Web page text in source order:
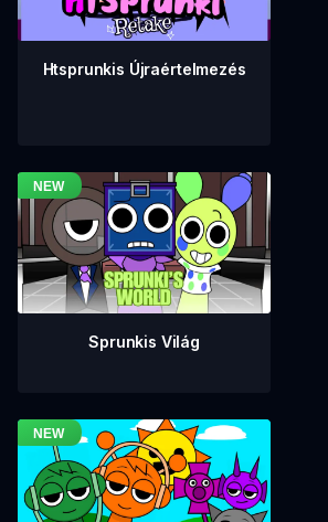
Htsprunkis Újraértelmezés
Sprunkis Világ